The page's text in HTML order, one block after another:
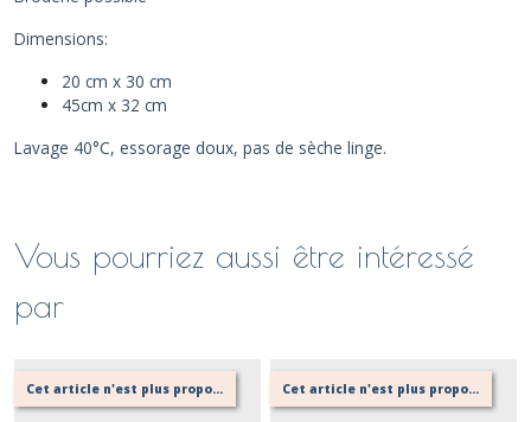
Dimensions:
20 cm x 30 cm
45cm x 32 cm
Lavage 40°C, essorage doux, pas de sèche linge.
Vous pourriez aussi être intéressé
par
Cet article n'est plus proposé, retournez au menu principal ou contactez moi! Cet article n'est plus proposé, retournez au menu principal ou contactez moi!